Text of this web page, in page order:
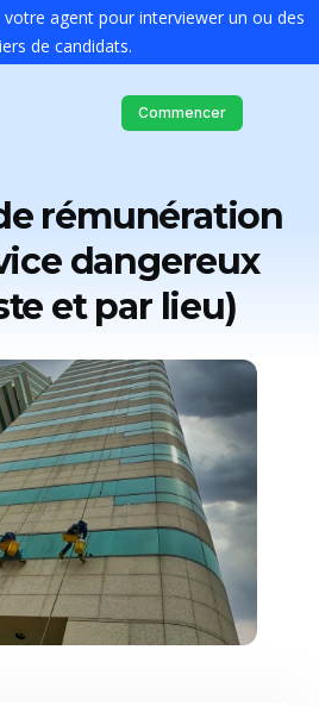
agent pour interviewer un ou des
de candidats.
Commencer
rémunération
dangereux
et par lieu)